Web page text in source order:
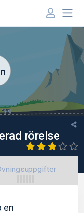
rörelse
en